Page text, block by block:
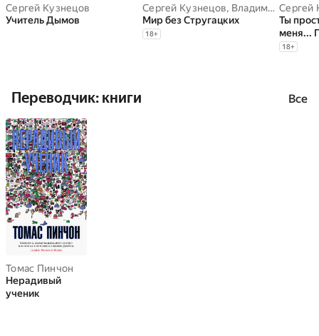
Сергей Кузнецов
Учитель Дымов
Сергей Кузнецов, Владимир Березин
Мир без Стругацких
18+
Сергей
Ты
меня...
18+
Переводчик: книги Все
Томас Пинчон
Нерадивый
ученик